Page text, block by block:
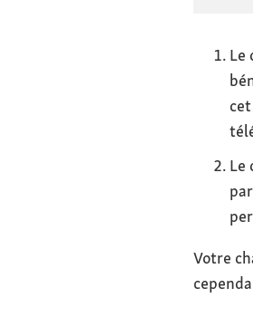
Le
Le
Votre